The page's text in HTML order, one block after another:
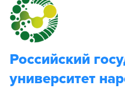
Российский
университет